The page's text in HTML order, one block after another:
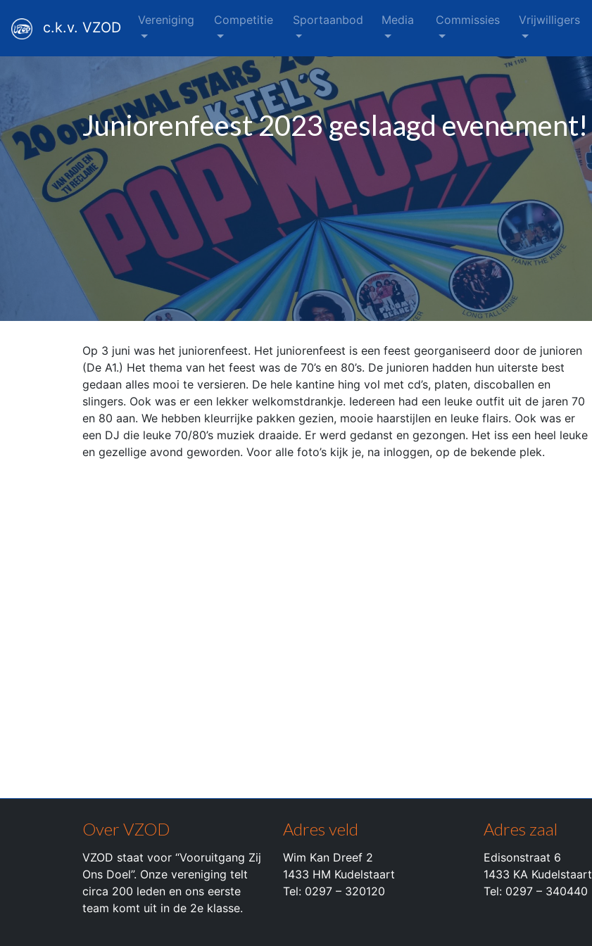
c.k.v. VZOD Vereniging Competitie Sportaanbod Media Commissies Vrijwilligers
Juniorenfeest 2023 geslaagd evenement!
Op 3 juni was het juniorenfeest. Het juniorenfeest is een feest georganiseerd door de junioren
(De A1.) Het thema van het feest was de 70’s en 80’s. De junioren hadden hun uiterste best
gedaan alles mooi te versieren. De hele kantine hing vol met cd’s, platen, discoballen en
slingers. Ook was er een lekker welkomstdrankje. Iedereen had een leuke outfit uit de jaren 70
en 80 aan. We hebben kleurrijke pakken gezien, mooie haarstijlen en leuke flairs. Ook was er
een DJ die leuke 70/80’s muziek draaide. Er werd gedanst en gezongen. Het iss een heel leuke
en gezellige avond geworden. Voor alle foto’s kijk je, na inloggen, op de bekende plek.
Over VZOD
VZOD staat voor “Vooruitgang Zij
Ons Doel”. Onze vereniging telt
circa 200 leden en ons eerste
team komt uit in de 2e klasse.
Adres veld
Wim Kan Dreef 2
1433 HM Kudelstaart
Tel: 0297 – 320120
Adres zaal
Edisonstraat 6
1433 KA Kudelstaart
Tel: 0297 – 340440